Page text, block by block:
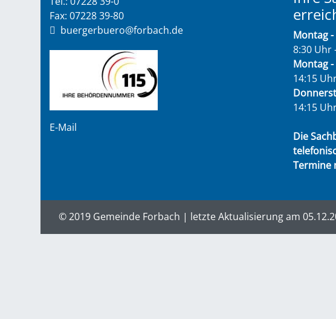
Fax: 07228 39-80
buergerbuero@forbach.de
E-Mail
Montag
8:30 Uhr
Montag
14:15
14:15
Die
Termine
© 2019 Gemeinde Forbach | letzte Aktualisierung am